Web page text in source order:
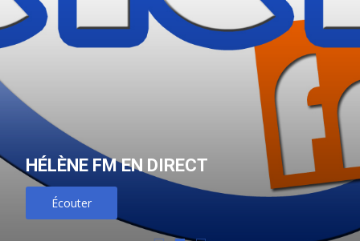
HÉLÈNE FM EN DIRECT
Écouter